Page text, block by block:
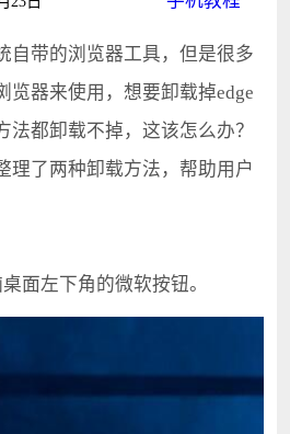
带的浏览器工具，但是很多
览器来使用，想要卸载掉edge
法都卸载不掉，这该怎么办？
理了两种卸载方法，帮助用户
左下角的微软按钮。